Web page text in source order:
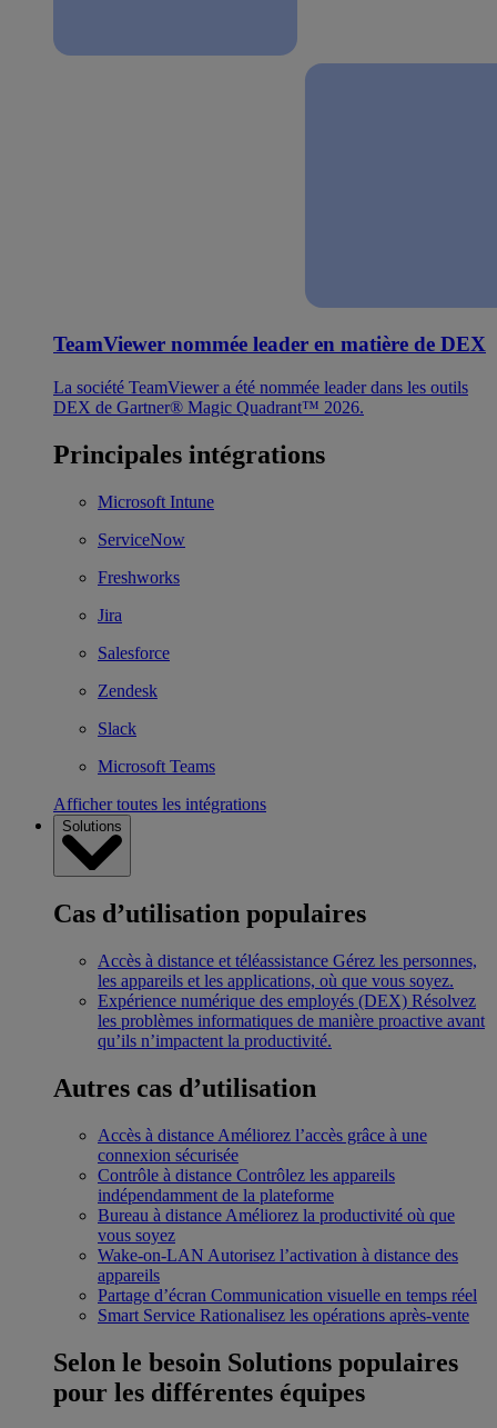
TeamViewer nommée leader en matière de DEX
La société TeamViewer a été nommée leader dans les outils
DEX de Gartner® Magic Quadrant™ 2026.
Principales intégrations
Microsoft Intune
ServiceNow
Freshworks
Jira
Salesforce
Zendesk
Slack
Microsoft Teams
Afficher toutes les intégrations
Solutions
Cas d’utilisation populaires
Accès à distance et téléassistance Gérez les personnes,
les appareils et les applications, où que vous soyez.
Expérience numérique des employés (DEX) Résolvez
les problèmes informatiques de manière proactive avant
qu’ils n’impactent la productivité.
Autres cas d’utilisation
Accès à distance Améliorez l’accès grâce à une
connexion sécurisée
Contrôle à distance Contrôlez les appareils
indépendamment de la plateforme
Bureau à distance Améliorez la productivité où que
vous soyez
Wake-on-LAN Autorisez l’activation à distance des
appareils
Partage d’écran Communication visuelle en temps réel
Smart Service Rationalisez les opérations après-vente
Selon le besoin Solutions populaires
pour les différentes équipes